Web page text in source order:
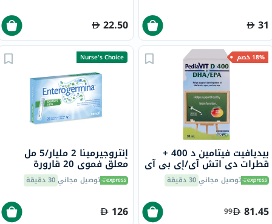
31
22.50
18% خصم
بيديافيت فيتامين د 400 +
قطرات دي اتش آي/إي بي آي
30 مل توصيل مجاني30 دقيقة
81.45
99
Nurse's Choice
إنتروجيرمينا 2 مليار/5 مل
معلق فموي 20 قارورة
توصيل مجاني30 دقيقة
126